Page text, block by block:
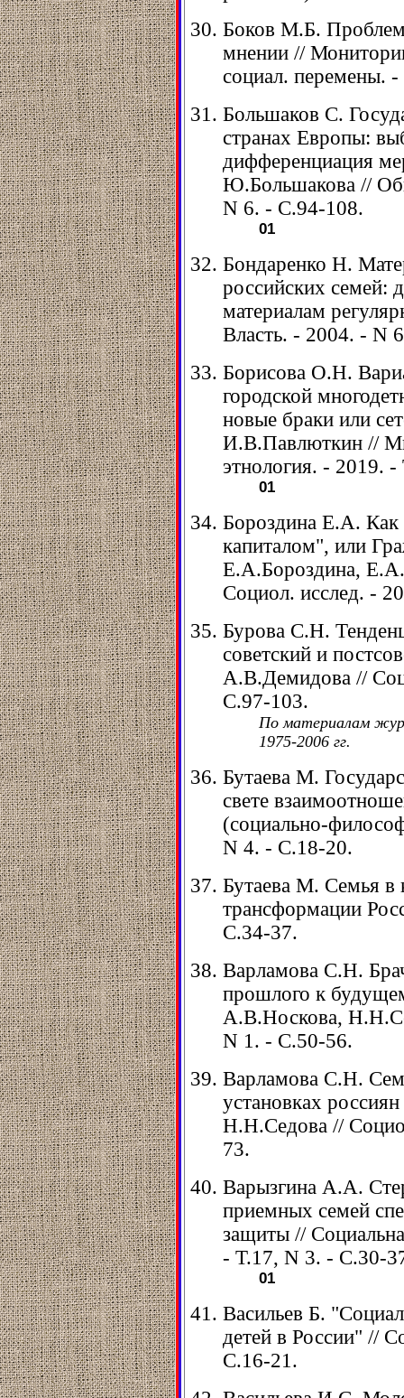
Боков М.Б.
мнении //
социал. перемены.
Большаков С.
странах Европы:
дифференциация
Ю.Большакова //
N 6. - С.94-108.
01
Бондаренко Н.
российских семей:
материалам
Власть. - 2004. - N
Борисова О.Н.
городской
новые браки или
И.В.Павлюткин //
этнология. - 2019.
01
Бороздина Е.А. Как
капиталом", или
Е.А.Бороздина,
Социол. исслед. -
Бурова С.Н.
советский и
А.В.Демидова //
С.97-103.
По материалам
1975-2006 гг.
Бутаева М.
свете
(социально-
N 4. - C.18-20.
Бутаева М. Семья в
трансформации
С.34-37.
Варламова С.Н.
прошлого к
А.В.Носкова,
N 1. - С.50-56.
Варламова С.Н.
установках
Н.Н.Седова //
73.
Варызгина А.А.
приемных семей
защиты //
- Т.17, N 3. - С.30-
01
Васильев Б.
детей в России" //
С.16-21.